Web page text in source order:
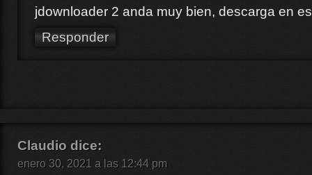
jdownloader 2 anda muy bien, descarga en
Responder
Claudio dice:
enero 30, 2021 a las 12:44 pm